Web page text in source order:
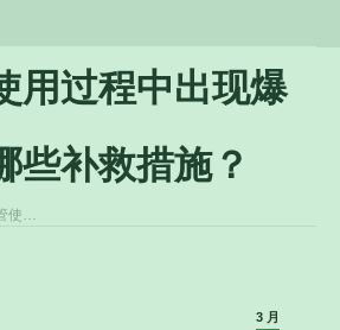
用过程中出现爆
些补救措施？
使…
3 月